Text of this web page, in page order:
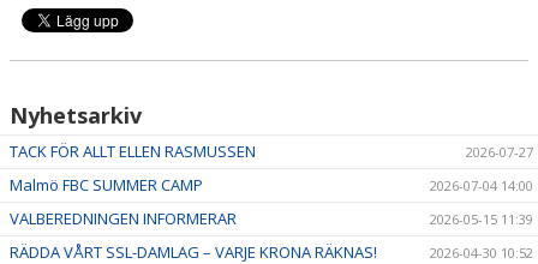
Nyhetsarkiv
TACK FÖR ALLT ELLEN RASMUSSEN 2026-07-27
Malmö FBC SUMMER CAMP 2026-07-04 14:00
VALBEREDNINGEN INFORMERAR 2026-05-15 11:39
RÄDDA VÅRT SSL-DAMLAG – VARJE KRONA RÄKNAS! 2026-04-30 10:52